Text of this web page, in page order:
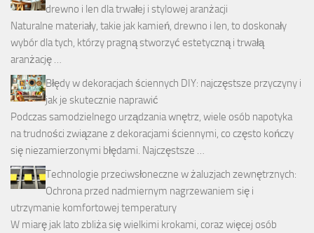
drewno i len dla trwałej i stylowej aranżacji
Naturalne materiały, takie jak kamień, drewno i len, to doskonały
wybór dla tych, którzy pragną stworzyć estetyczną i trwałą
aranżację …
Błędy w dekoracjach ściennych DIY: najczęstsze przyczyny i
jak je skutecznie naprawić
Podczas samodzielnego urządzania wnętrz, wiele osób napotyka
na trudności związane z dekoracjami ściennymi, co często kończy
się niezamierzonymi błędami. Najczęstsze …
Technologie przeciwsłoneczne w żaluzjach zewnętrznych:
Ochrona przed nadmiernym nagrzewaniem się i
utrzymanie komfortowej temperatury
W miarę jak lato zbliża się wielkimi krokami, coraz więcej osób